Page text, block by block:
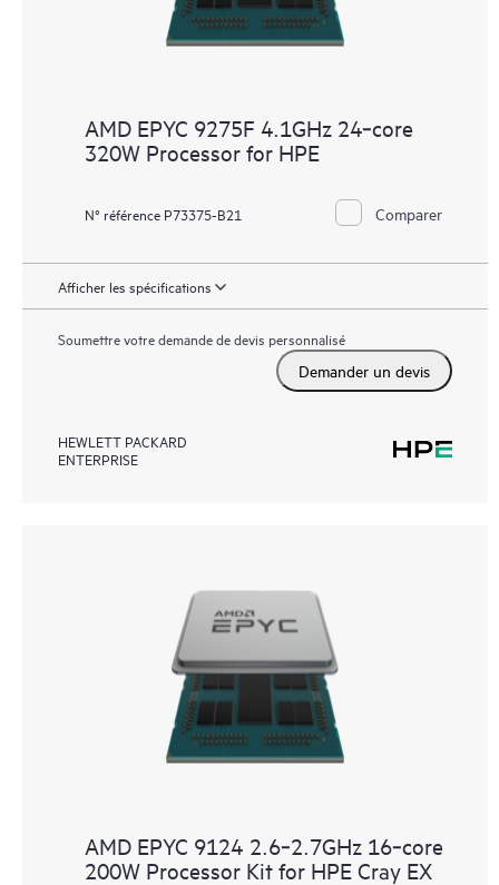
AMD EPYC 9275F 4.1GHz 24‑core
320W Processor for HPE
N° référence P73375-B21 Comparer
Afficher les spécifications
Soumettre votre demande de devis personnalisé
Demander un devis
HEWLETT PACKARD
ENTERPRISE
AMD EPYC 9124 2.6‑2.7GHz 16‑core
200W Processor Kit for HPE Cray EX